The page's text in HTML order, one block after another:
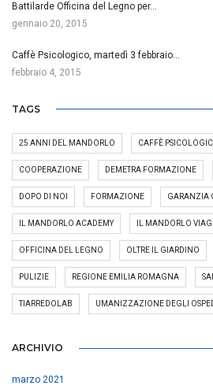
Battilarde Officina del Legno per…
gennaio 20, 2015
Caffè Psicologico, martedì 3 febbraio…
febbraio 4, 2015
TAGS
25 ANNI DEL MANDORLO CAFFÈ
COOPERAZIONE DEMETRA FORMAZIONE
DOPO DI NOI FORMAZIONE GARANZIA
IL MANDORLO ACADEMY IL MANDORLO
OFFICINA DEL LEGNO OLTRE IL GIARDINO
PULIZIE REGIONE EMILIA ROMAGNA
TIARREDOLAB UMANIZZAZIONE DEGLI
ARCHIVIO
marzo 2021